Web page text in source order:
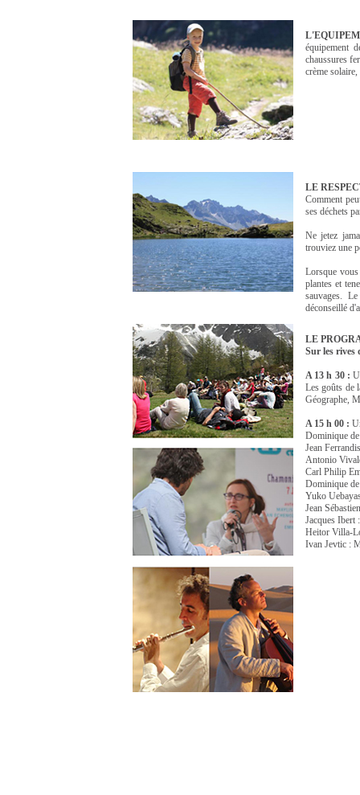
équipement
chaussures
crème
LE
Comment
ses déchets
Ne jetez
trouviez une
Lorsque
plantes et
sauvages.
déconseillé
LE
Sur les rives
A 13 h 30 :
Les goûts de
Géographe,
A 15 h 00 :
Dominique
Jean
Antonio
Carl Philip
Dominique
Yuko
Jean
Jacques Ibert
Heitor Villa-
Ivan Jevtic :